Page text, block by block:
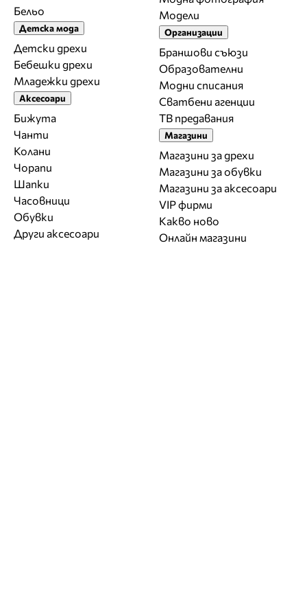
Бельо
Детска мода
Детски дрехи
Бебешки дрехи
Младежки дрехи
Аксесоари
Бижута
Чанти
Колани
Чорапи
Шапки
Часовници
Обувки
Други аксесоари
Модели
Организации
Браншови съюзи
Образователни
Модни списания
Сватбени агенции
ТВ предавания
Магазини
Магазини за дрехи
Магазини за обувки
Магазини за aксесоари
VIP фирми
Какво ново
Онлайн магазини